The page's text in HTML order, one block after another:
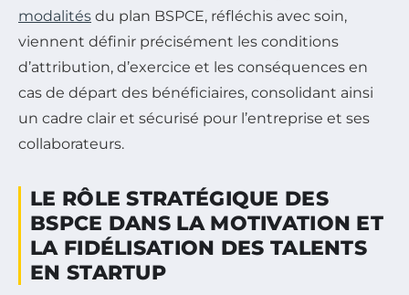
modalités du plan BSPCE, réfléchis avec soin,
viennent définir précisément les conditions
d’attribution, d’exercice et les conséquences en
cas de départ des bénéficiaires, consolidant ainsi
un cadre clair et sécurisé pour l’entreprise et ses
collaborateurs.
LE RÔLE STRATÉGIQUE DES
BSPCE DANS LA MOTIVATION ET
LA FIDÉLISATION DES TALENTS
EN STARTUP